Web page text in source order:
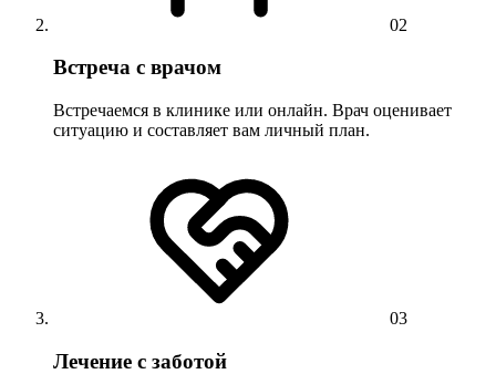
02
Встреча с врачом
Встречаемся в клинике или онлайн. Врач оценивает
ситуацию и составляет вам личный план.
03
Лечение с заботой